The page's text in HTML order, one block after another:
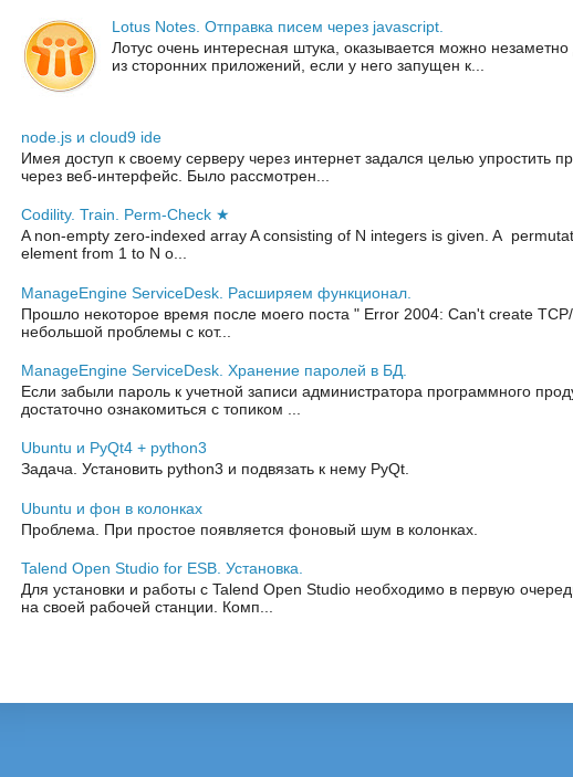
Lotus Notes. Отправка писем через javascript.
Лотус очень интересная штука, оказывается можно
из сторонних приложений, если у него запущен к...
node.js и cloud9 ide
Имея доступ к своему серверу через интернет задался целью упростить
через веб-интерфейс. Было рассмотрен...
Codility. Train. Perm-Check ★
A non-empty zero-indexed array A consisting of N integers is given. A
element from 1 to N o...
ManageEngine ServiceDesk. Расширяем функционал.
Прошло некоторое время после моего поста " Error 2004: Can't create
небольшой проблемы с кот...
ManageEngine ServiceDesk. Хранение паролей в БД.
Если забыли пароль к учетной записи администратора программного
достаточно ознакомиться с топиком ...
Ubuntu и PyQt4 + python3
Задача. Установить python3 и подвязать к нему PyQt.
Ubuntu и фон в колонках
Проблема. При простое появляется фоновый шум в колонках.
Talend Open Studio for ESB. Установка.
Для установки и работы с Talend Open Studio необходимо в первую
на своей рабочей станции. Комп...